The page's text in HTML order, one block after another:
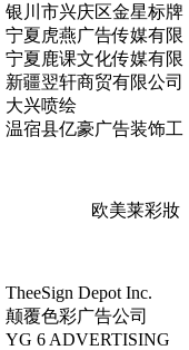
银川市兴庆区金星标牌
宁夏虎燕广告传媒有限
宁夏鹿课文化传媒有限
新疆翌轩商贸有限公司
大兴喷绘
温宿县亿豪广告装饰工
欧美莱彩妝
TheeSign Depot Inc.
颠覆色彩广告公司
YG 6 ADVERTISING